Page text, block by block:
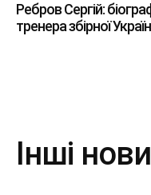
Ребров Сергій:
тренера збірної
Інші